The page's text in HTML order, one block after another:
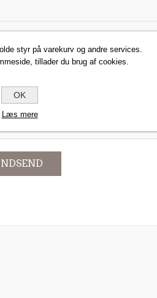
styr på varekurv og andre services.
tillader du brug af cookies.
OK
Læs mere